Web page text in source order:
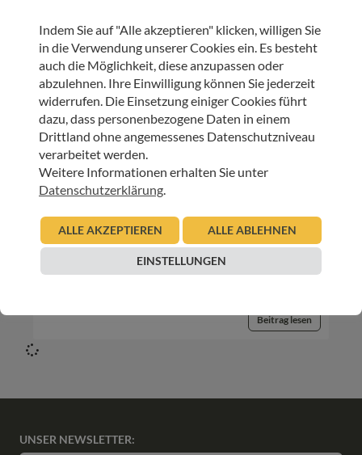
Beitrag lesen
Gedanken
18.08.2009
Beitrag lesen
UNSER NEWSLETTER:
Indem Sie auf "Alle akzeptieren" klicken, willigen Sie
in die Verwendung unserer Cookies ein. Es besteht
auch die Möglichkeit, diese anzupassen oder
abzulehnen. Ihre Einwilligung können Sie jederzeit
widerrufen. Die Einsetzung einiger Cookies führt
dazu, dass personenbezogene Daten in einem
Drittland ohne angemessenes Datenschutzniveau
verarbeitet werden.
Weitere Informationen erhalten Sie unter
Datenschutzerklärung.
ALLE AKZEPTIEREN ALLE ABLEHNEN
EINSTELLUNGEN